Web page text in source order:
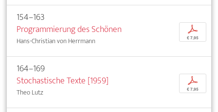
154–163
Programmierung des Schönen
Hans-Christian von Herrmann
p
€ 7,95
164–169
Stochastische Texte [1959]
Theo Lutz
p
€ 7,95